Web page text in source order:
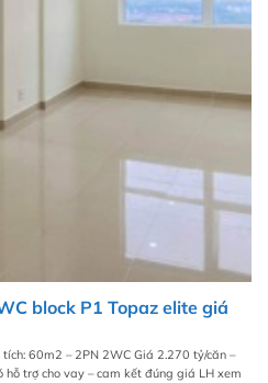
block P1 Topaz elite giá
60m2 – 2PN 2WC Giá 2.270 tỷ/căn –
trợ cho vay – cam kết đúng giá LH xem